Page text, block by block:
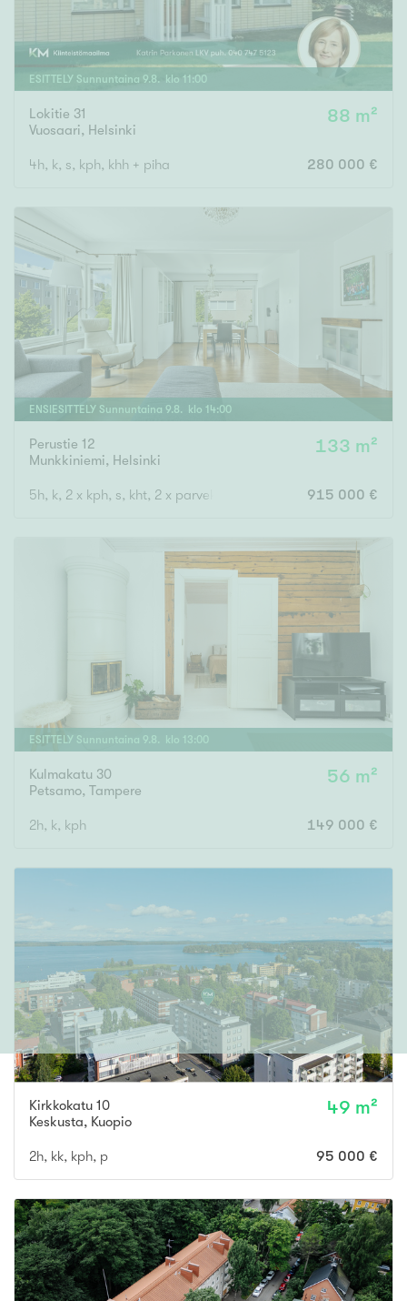
ESITTELY Sunnuntaina 9.8. klo 11 :00
Lokitie 31
Vuosaari, Helsinki
88 m²
4h, k, s, kph, khh + piha 280 000 €
ENSIESITTELY Sunnuntaina 9.8. klo 14:00
Perustie 12
Munkkiniemi, Helsinki
133 m²
5h, k, 2 x kph, s, kht, 2 x parveke 915 000 €
ESITTELY Sunnuntaina 9. 8 . klo 13:00
Kulmakatu 30
Petsamo, Tampere
56 m²
2h, k, kph 149 000 €
Kirkkokatu 10
Keskusta, Kuopio
49 m²
2h, kk, kph, p 95 000 €